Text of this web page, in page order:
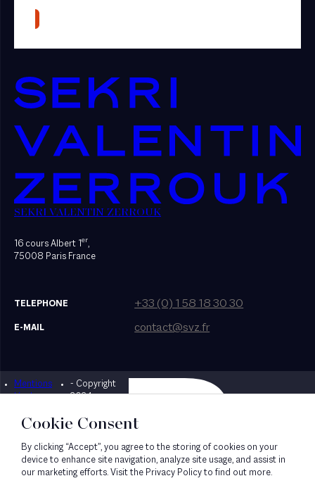
Presse
SEKRI VALENTIN ZERROUK
16 cours Albert 1er,
75008 Paris France
TELEPHONE +33 (0) 1 58 18 30 30
E-MAIL contact@svz.fr
Mentions
légales
- Copyright
2024
Designed by Bonhomme
Cookie Consent
By clicking “Accept”, you agree to the storing of cookies on your
device to enhance site navigation, analyze site usage, and assist in
our marketing efforts. Visit the Privacy Policy to find out more.